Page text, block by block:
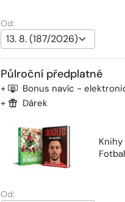
Od:
Půlroční předplatné
+ Bonus navíc -
+ Dárek
Od: